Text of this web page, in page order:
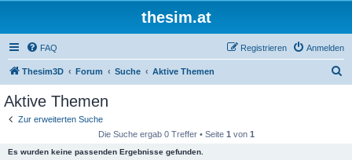
thesim.at
FAQ Anmelden
Registrieren
Thesim3D Forum Suche Aktive Themen
Aktive Themen
Zur erweiterten Suche
Die Suche ergab 0 Treffer • Seite 1 von 1
Es wurden keine passenden Ergebnisse gefunden.